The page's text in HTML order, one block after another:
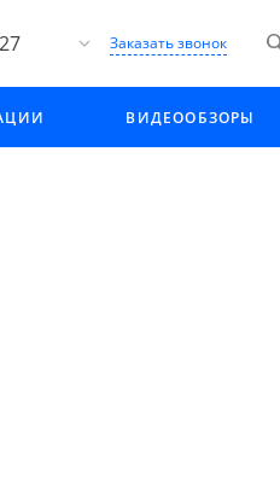
Пак"
Заказать звонок
ВИДЕООБЗОРЫ